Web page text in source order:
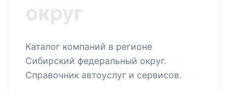
округ
Каталог компаний в регионе
Сибирский федеральный округ.
Справочник автоуслуг и сервисов.